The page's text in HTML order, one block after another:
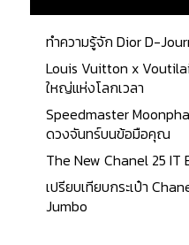
และดีไซเนอร์คนเก่งมาก
นี้ได้แรงบันดาลใจมาจาก
(ฺBob Richardson) ในปี
เล็กซิส เดอ วัลเนอร์
บุหรี่ และมีนักแสดงสาว
Mitchell) ที่ดูมีอาการเมาเล็กน้อย รู
Richardson โดย Tom Ford กล่าวว่า รูปภาพนี้สื่อถึง
อารมณ์ และฤดูกาลที่แสด
ทำความรู้จัก Dior D-
Louis Vuitton x
ใหญ่แห่งโลกเวลา
Speedmaster
ดวงจันทร์บนข้อมือคุณ
The New Chanel 25 IT
เปรียบเทียบกระเป๋า
Jumbo